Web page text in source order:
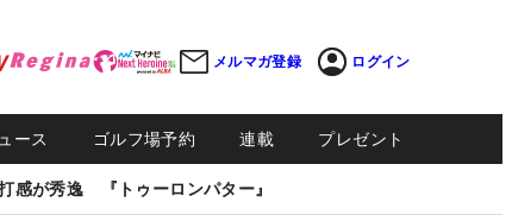
メルマガ登録 ログイン
ース ゴルフ場予約 連載 プレゼント
感が秀逸 『トゥーロンパター』